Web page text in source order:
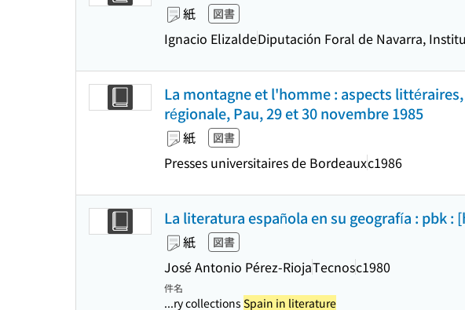
紙 図書
Ignacio ElizaldeDiputación Foral de Navarra,
La montagne et l'homme : aspects
régionale, Pau, 29 et 30 novembre 1985
紙 図書
Presses universitaires de Bordeauxc1986
La literatura española en su geografía : pbk :
紙 図書
José Antonio Pérez-RiojaTecnosc1980
件名
...ry collections Spain in literature